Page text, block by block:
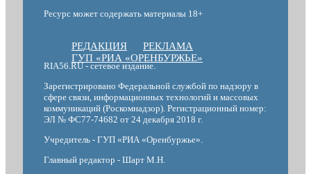
Ресурс может содержать материалы 18+
РЕДАКЦИЯ
РЕКЛАМА
ГУП «РИА «ОРЕНБУРЖЬЕ»
RIA56.RU - сетевое издание.
Зарегистрировано Федеральной службой по надзору в
сфере связи, информационных технологий и массовых
коммуникаций (Роскомнадзор). Регистрационный номер:
ЭЛ № ФС77-74682 от 24 декабря 2018 г.
Учредитель - ГУП «РИА «Оренбуржье».
Главный редактор - Шарт М.Н.